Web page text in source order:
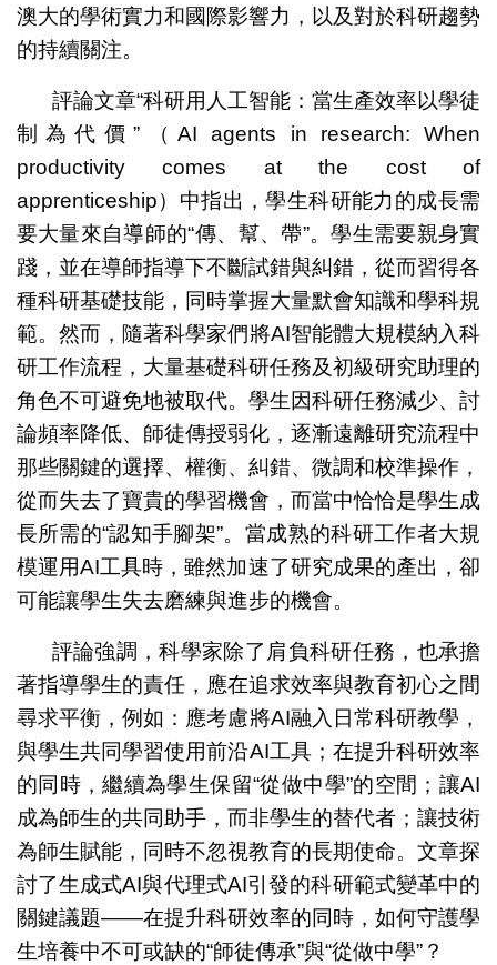
澳大的學術實力和國際影響力，以及對於科研趨勢
的持續關注。
評論文章“科研用人工智能：當生產效率以學徒
制為代價”（AI agents in research: When
productivity comes at the cost of
apprenticeship）中指出，學生科研能力的成長需
要大量來自導師的“傳、幫、帶”。學生需要親身實
踐，並在導師指導下不斷試錯與糾錯，從而習得各
種科研基礎技能，同時掌握大量默會知識和學科規
範。然而，隨著科學家們將AI智能體大規模納入科
研工作流程，大量基礎科研任務及初級研究助理的
角色不可避免地被取代。學生因科研任務減少、討
論頻率降低、師徒傳授弱化，逐漸遠離研究流程中
那些關鍵的選擇、權衡、糾錯、微調和校準操作，
從而失去了寶貴的學習機會，而當中恰恰是學生成
長所需的“認知手腳架”。當成熟的科研工作者大規
模運用AI工具時，雖然加速了研究成果的產出，卻
可能讓學生失去磨練與進步的機會。
評論強調，科學家除了肩負科研任務，也承擔
著指導學生的責任，應在追求效率與教育初心之間
尋求平衡，例如：應考慮將AI融入日常科研教學，
與學生共同學習使用前沿AI工具；在提升科研效率
的同時，繼續為學生保留“從做中學”的空間；讓AI
成為師生的共同助手，而非學生的替代者；讓技術
為師生賦能，同時不忽視教育的長期使命。文章探
討了生成式AI與代理式AI引發的科研範式變革中的
關鍵議題——在提升科研效率的同時，如何守護學
生培養中不可或缺的“師徒傳承”與“從做中學”？